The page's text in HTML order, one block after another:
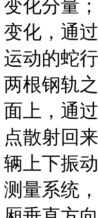
变化分量
变化，通
运动的蛇
两根钢轨
面上，通
点散射回
辆上下振
测量系统